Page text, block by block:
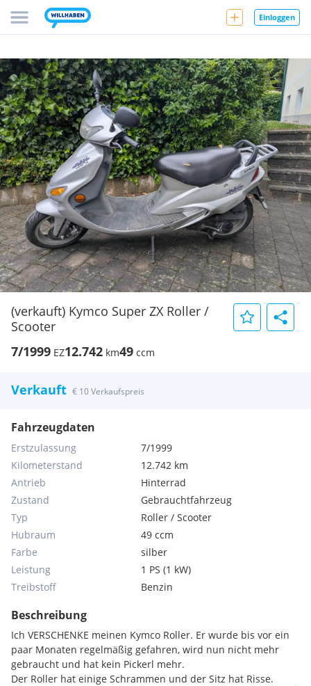
Einloggen
(verkauft) Kymco Super ZX Roller /
Scooter
7/1999 EZ12.742 km49 ccm
Verkauft € 10 Verkaufspreis
Fahrzeugdaten
Erstzulassung
7/1999
Kilometerstand
12.742 km
Antrieb
Hinterrad
Zustand
Gebrauchtfahrzeug
Typ
Roller / Scooter
Hubraum
49 ccm
Farbe
silber
Leistung
1 PS (1 kW)
Treibstoff
Benzin
Beschreibung
Ich VERSCHENKE meinen Kymco Roller. Er wurde bis vor ein
paar Monaten regelmäßig gefahren, wird nun nicht mehr
gebraucht und hat kein Pickerl mehr.
Der Roller hat einige Schrammen und der Sitz hat Risse.